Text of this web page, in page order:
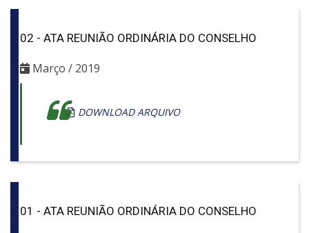
02 - ATA REUNIÃO ORDINÁRIA DO CONSELHO
Março / 2019
DOWNLOAD ARQUIVO
01 - ATA REUNIÃO ORDINÁRIA DO CONSELHO